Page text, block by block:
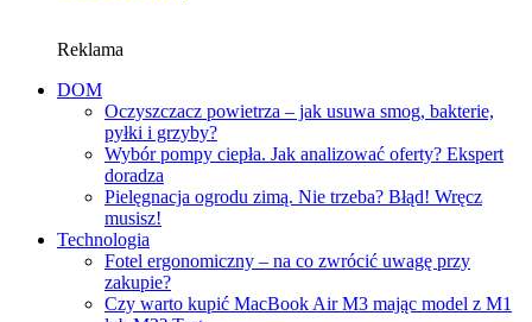
Reklama
DOM
Oczyszczacz powietrza – jak usuwa smog, bakterie,
pyłki i grzyby?
Wybór pompy ciepła. Jak analizować oferty? Ekspert
doradza
Pielęgnacja ogrodu zimą. Nie trzeba? Błąd! Wręcz
musisz!
Technologia
Fotel ergonomiczny – na co zwrócić uwagę przy
zakupie?
Czy warto kupić MacBook Air M3 mając model z M1